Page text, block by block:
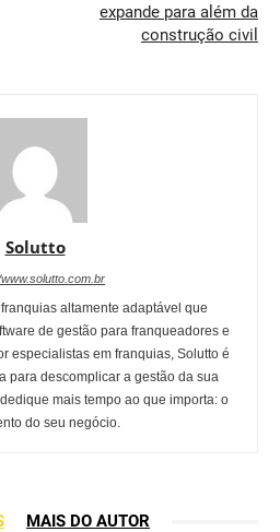
expande para além da
construção civil
Solutto
altamente adaptável que
de gestão para franqueadores e
especialistas em franquias, Solutto é
para descomplicar a gestão da sua
mais tempo ao que importa: o
do seu negócio.
MAIS DO AUTOR